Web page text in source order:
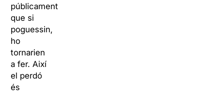
públicament
que si
poguessin,
ho
tornarien
a fer. Així
el perdó
és